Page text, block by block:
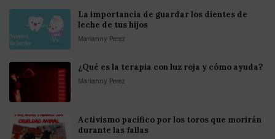
La importancia de guardar los dientes de
leche de tus hijos
Marianny Perez
¿Qué es la terapia con luz roja y cómo ayuda?
Marianny Perez
Activismo pacífico por los toros que morirán
durante las fallas